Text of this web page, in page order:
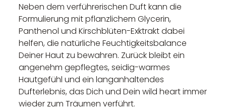
Neben dem verführerischen Duft kann die
Formulierung mit pflanzlichem Glycerin,
Panthenol und Kirschblüten-Exktrakt dabei
helfen, die natürliche Feuchtigkeitsbalance
Deiner Haut zu bewahren. Zurück bleibt ein
angenehm gepflegtes, seidig-warmes
Hautgefühl und ein langanhaltendes
Dufterlebnis, das Dich und Dein wild heart immer
wieder zum Träumen verführt.